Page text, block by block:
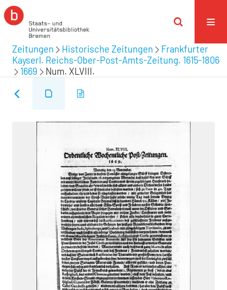
Zeitungen Historische Zeitungen
Frankfurter
Kayserl. Reichs-Ober-Post-Amts-Zeitung. 1615-1806
1669
Num. XLVIII.